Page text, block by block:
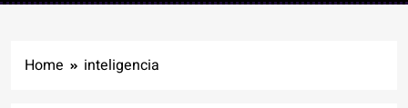
Home inteligencia